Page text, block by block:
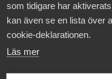
som tidigare har
kan även se en lista över
cookie-deklarationen.
Läs mer